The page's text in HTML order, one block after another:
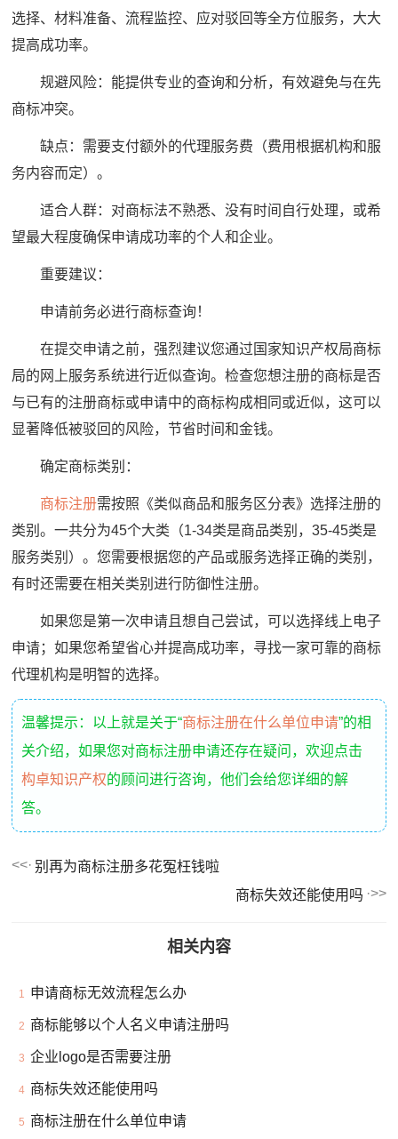
选择、材料准备、流程监控、应对驳回等全方位服务，大大
提高成功率。
规避风险：能提供专业的查询和分析，有效避免与在先
商标冲突。
缺点：需要支付额外的代理服务费（费用根据机构和服
务内容而定）。
适合人群：对商标法不熟悉、没有时间自行处理，或希
望最大程度确保申请成功率的个人和企业。
重要建议：
申请前务必进行商标查询！
在提交申请之前，强烈建议您通过国家知识产权局商标
局的网上服务系统进行近似查询。检查您想注册的商标是否
与已有的注册商标或申请中的商标构成相同或近似，这可以
显著降低被驳回的风险，节省时间和金钱。
确定商标类别：
商标注册需按照《类似商品和服务区分表》选择注册的
类别。一共分为45个大类（1-34类是商品类别，35-45类是
服务类别）。您需要根据您的产品或服务选择正确的类别，
有时还需要在相关类别进行防御性注册。
如果您是第一次申请且想自己尝试，可以选择线上电子
申请；如果您希望省心并提高成功率，寻找一家可靠的商标
代理机构是明智的选择。
温馨提示：以上就是关于“商标注册在什么单位申请”的相
关介绍，如果您对商标注册申请还存在疑问，欢迎点击
构卓知识产权的顾问进行咨询，他们会给您详细的解
答。
别再为商标注册多花冤枉钱啦
商标失效还能使用吗
相关内容
1 申请商标无效流程怎么办
2 商标能够以个人名义申请注册吗
3 企业logo是否需要注册
4 商标失效还能使用吗
5 商标注册在什么单位申请